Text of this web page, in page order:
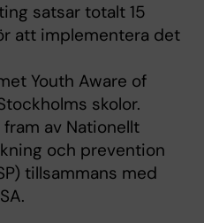
satsar totalt 15
att implementera det
Youth Aware of
skolor.
av Nationellt
och prevention
tillsammans med